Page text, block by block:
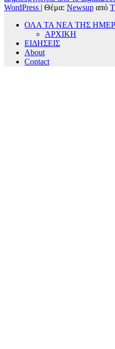
WordPress | Θέμα: Newsup από
ΟΛΑ ΤΑ ΝΕΑ ΤΗΣ
ΑΡΧΙΚΗ
ΕΙΔΗΣΕΙΣ
About
Contact